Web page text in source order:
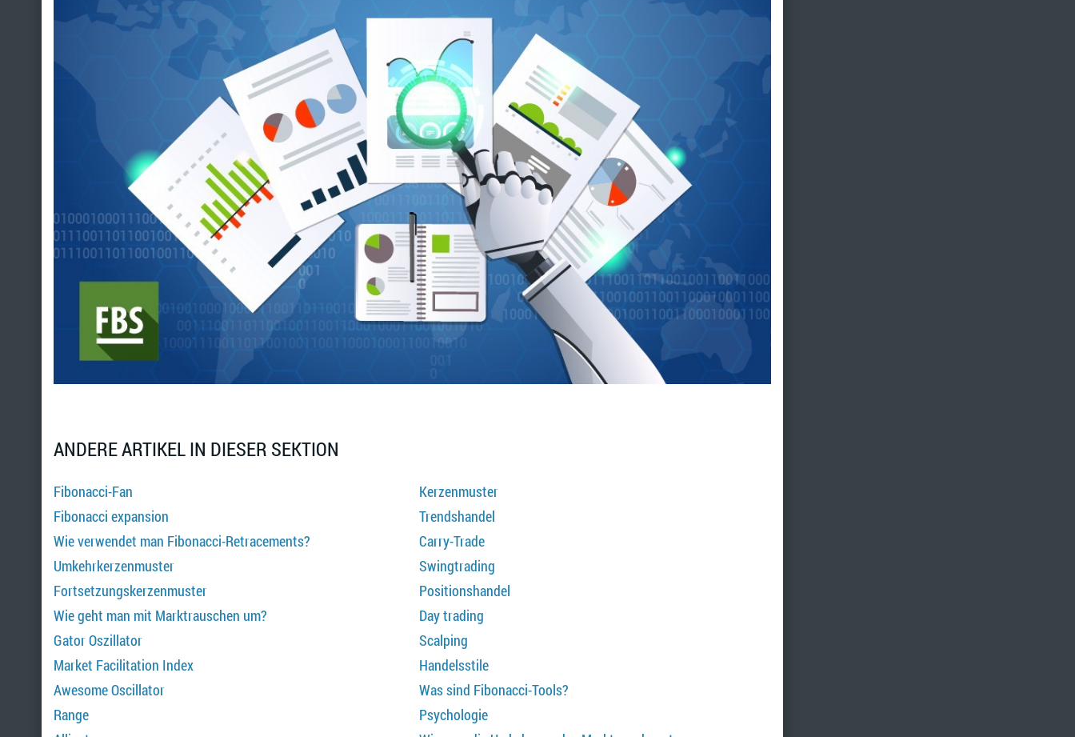
ANDERE ARTIKEL IN DIESER SEKTION
Fibonacci-Fan
Fibonacci expansion
Wie verwendet man Fibonacci-Retracements?
Umkehrkerzenmuster
Fortsetzungskerzenmuster
Wie geht man mit Marktrauschen um?
Gator Oszillator
Market Facilitation Index
Awesome Oscillator
Range
Kerzenmuster
Trendshandel
Carry-Trade
Swingtrading
Positionshandel
Day trading
Scalping
Handelsstile
Was sind Fibonacci-Tools?
Psychologie